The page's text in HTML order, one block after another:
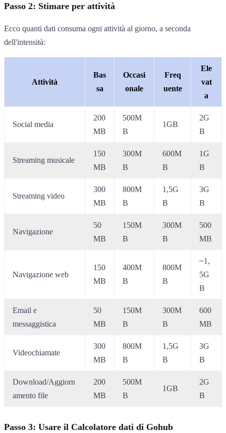
Passo 2: Stimare per attività
Ecco quanti dati consuma ogni attività al giorno, a seconda
dell'intensità:
Attività
Bas
sa
Occasi
onale
Freq
uente
Ele
vat
a
Social media
200
MB
500M
B
1GB
2G
B
Streaming musicale
150
MB
300M
B
600M
B
1G
B
Streaming video
300
MB
800M
B
1,5G
B
3G
B
Navigazione
50
MB
150M
B
300M
B
500
MB
Navigazione web
150
MB
400M
B
800M
B
~1,
5G
B
Email e
messaggistica
50
MB
150M
B
300M
B
600
MB
Videochiamate
300
MB
800M
B
1,5G
B
3G
B
Download/Aggiorn
amento file
200
MB
500M
B
1GB
2G
B
Passo 3: Usare il Calcolatore dati di Gohub